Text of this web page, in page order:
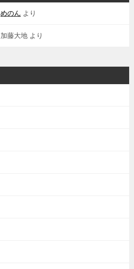
めのん より
加藤大地 より